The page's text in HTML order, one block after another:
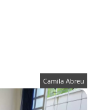
Camila Abreu